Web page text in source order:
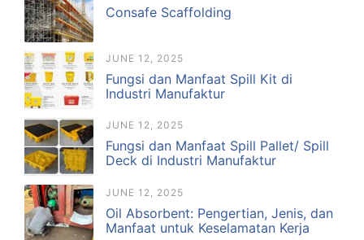
Consafe Scaffolding
JUNE 12, 2025
Fungsi dan Manfaat Spill Kit di
Industri Manufaktur
JUNE 12, 2025
Fungsi dan Manfaat Spill Pallet/ Spill
Deck di Industri Manufaktur
JUNE 12, 2025
Oil Absorbent: Pengertian, Jenis, dan
Manfaat untuk Keselamatan Kerja